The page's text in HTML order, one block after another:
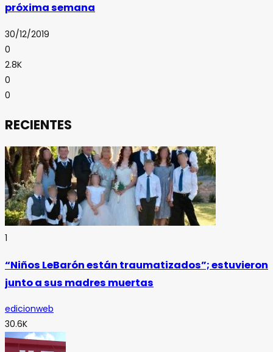
próxima semana
30/12/2019
0
2.8K
0
0
RECIENTES
1
“Niños LeBarón están traumatizados”; estuvieron
junto a sus madres muertas
edicionweb
30.6K